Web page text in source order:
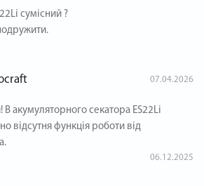
сумісний ?
07.04.2026
В акумуляторного секатора ES22Li
відсутня функція роботи від
06.12.2025